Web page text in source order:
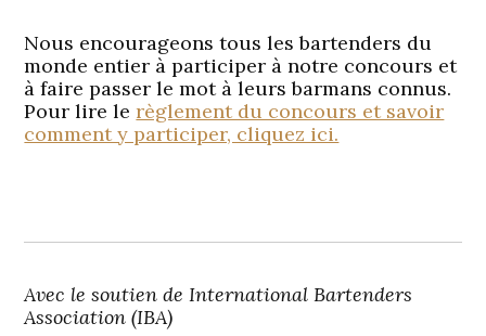
Nous encourageons tous les bartenders du
monde entier à participer à notre concours et
à faire passer le mot à leurs barmans connus.
Pour lire lerèglement du concours et savoir
comment y participer, cliquez ici.
Avec le soutien deInternational Bartenders
Association (IBA)